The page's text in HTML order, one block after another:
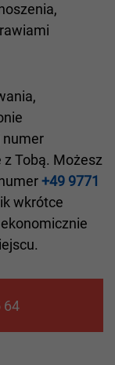
numer
Tobą. Możesz
+49 9771
wkrótce
64